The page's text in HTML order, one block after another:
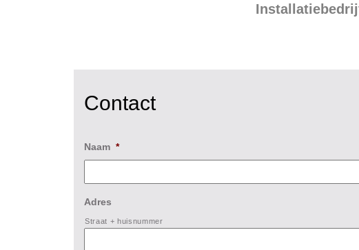
Contact
Naam *
Adres
Straat + huisnummer